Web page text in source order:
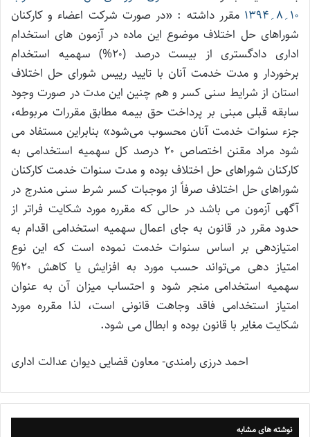
۱۰؍۸؍۱۳۹۴
مقرر داشته : «در صورت شرکت اعضاء و کارکنان
شوراهای حل اختلاف موضوع این ماده در آزمون های استخدام
اداری دادگستری از بیست درصد (۲۰%) سهمیه استخدام
برخوردار و مدت خدمت آنان با تایید رییس شورای حل اختلاف
استان از شرایط سنی کسر و هم چنین این مدت در صورت وجود
سابقه قبلی مبنی بر پرداخت حق بیمه مطابق مقررات مربوطه،
جزء سنوات خدمت آنان محسوب می‌شود» بنابراین مستفاد می
شود مراد مقنن اختصاص ۲۰ درصد کل سهمیه استخدامی به
کارکنان شوراهای حل اختلاف بوده و مدت سنوات خدمت کارکنان
شوراهای حل اختلاف صرفاً از موجبات کسر شرط سنی مندرج در
آگهی آزمون می باشد در حالی که مقرره مورد شکایت فراتر از
حدود مقرر در قانون به جای اعمال سهمیه استخدامی اقدام به
امتیازدهی بر اساس سنوات خدمت نموده است که این نوع
امتیاز دهی می‌تواند حسب مورد به افزایش یا کاهش ۲۰%
سهمیه استخدامی منجر شود و احتساب میزان آن به عنوان
امتیاز استخدامی فاقد وجاهت قانونی است، لذا مقرره مورد
شکایت مغایر با قانون بوده و ابطال می شود.
احمد درزی رامندی- معاون قضایی دیوان عدالت اداری
نوشته های مشابه